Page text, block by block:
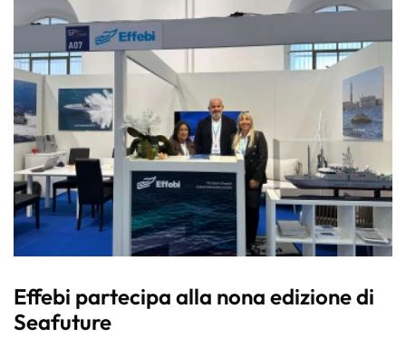
Effebi partecipa alla nona edizione di
Seafuture